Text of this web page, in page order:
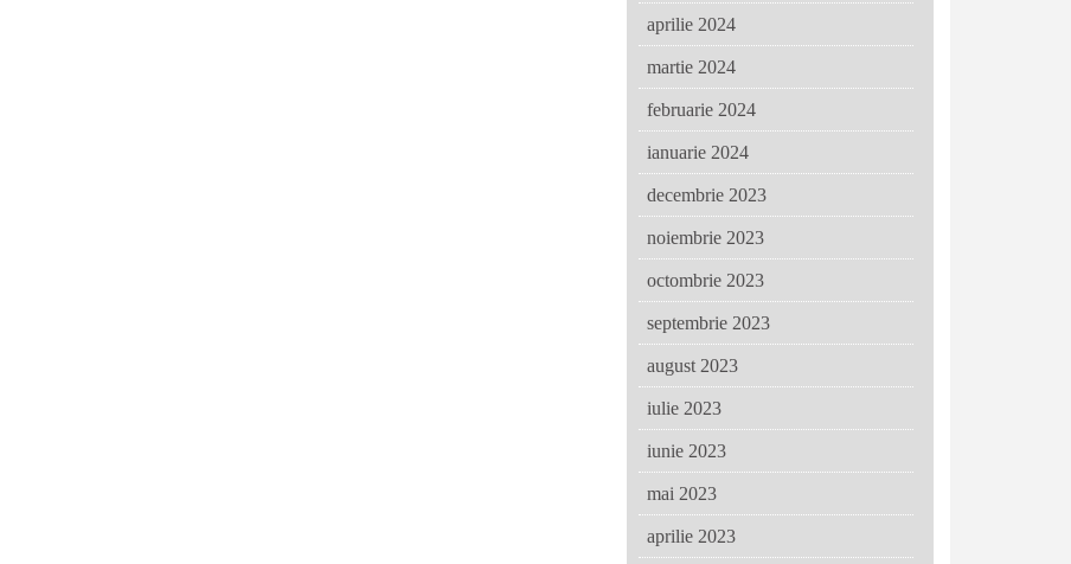
aprilie 2024
martie 2024
februarie 2024
ianuarie 2024
decembrie 2023
noiembrie 2023
octombrie 2023
septembrie 2023
august 2023
iulie 2023
iunie 2023
mai 2023
aprilie 2023